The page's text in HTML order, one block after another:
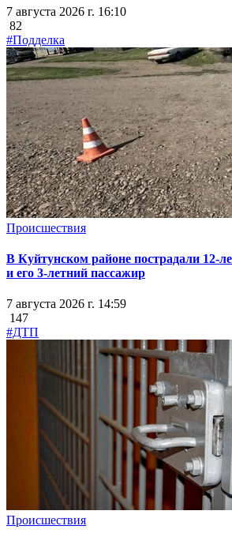
7 августа 2026 г. 16:10
82
#Подделка
Происшествия
В Куйтунском районе пострадали 12-
и его 3-летний пассажир
7 августа 2026 г. 14:59
147
#ДТП
Происшествия